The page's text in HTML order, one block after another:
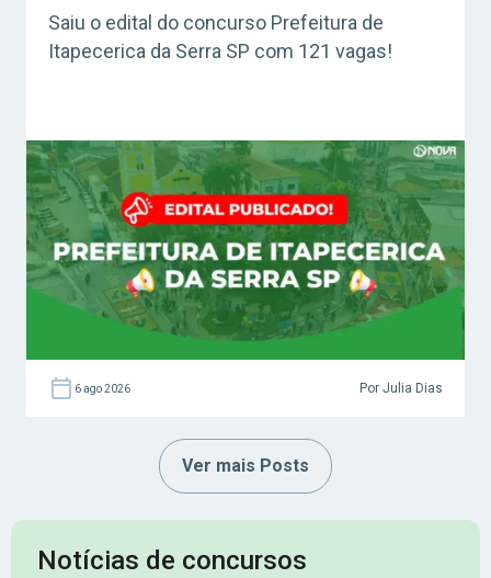
Saiu o edital do concurso Prefeitura de
Itapecerica da Serra SP com 121 vagas!
6 ago 2026 Por Julia Dias
Ver mais Posts
Notícias de concursos